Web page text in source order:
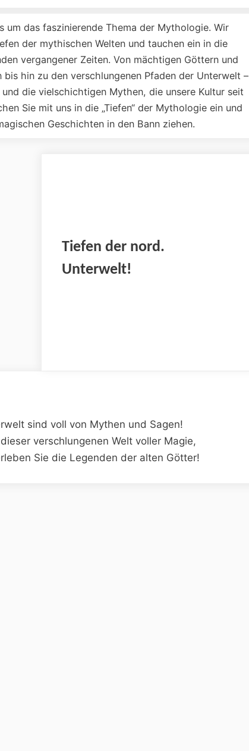
um das faszinierende Thema der Mythologie. Wir
der mythischen Welten und tauchen ein in die
vergangener Zeiten. Von mächtigen Göttern und
hin zu den verschlungenen Pfaden der Unterwelt –
die vielschichtigen Mythen, die unsere Kultur seit
Sie mit uns in die „Tiefen“ der Mythologie ein und
Geschichten in den Bann ziehen.
Tiefen der nord.
Unterwelt!
sind voll von Mythen und Sagen!
verschlungenen Welt voller Magie,
Sie die Legenden der alten Götter!